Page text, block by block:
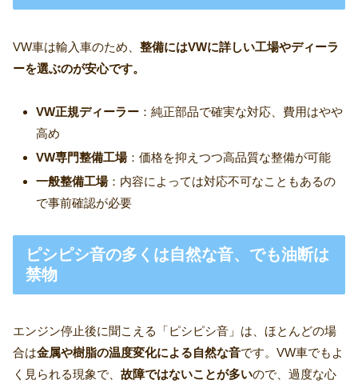
VW車は輸入車のため、 整備にはVWに詳しい工場やディーラ
ーを選ぶのが安心です。
VW正規ディーラー ：純正部品で確実な対応、費用はやや
高め
VW専門整備工場：価格を抑えつつ高品質な整備が可能
一般整備工場：内容によっては対応不可なこともあるの
で事前確認が必要
ピシピシ音の多くは自然な音、でも油断は
禁物
エンジン停止後に聞こえる「ピシピシ音」は、ほとんどの場
合は金属や樹脂の温度変化による自然な音です。VW車でもよ
く見られる現象で、 故障ではないことが多いので、過度な心